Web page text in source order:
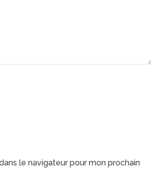
le navigateur pour mon prochain